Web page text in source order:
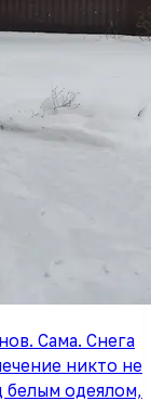
Сама. Снега
никто не
белым одеялом,